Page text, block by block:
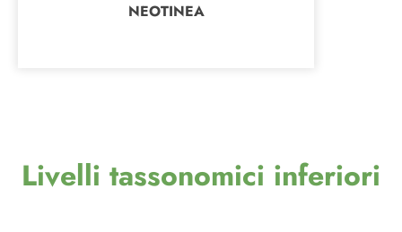
NEOTINEA
Livelli tassonomici inferiori